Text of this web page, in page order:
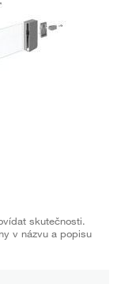
skutečnosti.
v názvu a popisu